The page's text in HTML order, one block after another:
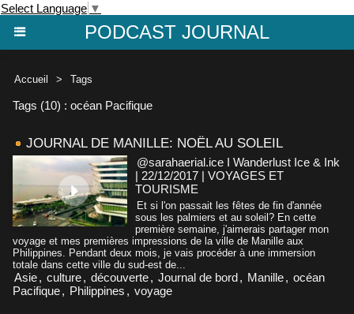
Select Language ▼
PODCAST JOURNAL
Accueil > Tags
Tags (10) : océan Pacifique
JOURNAL DE MANILLE: NOËL AU SOLEIL
@sarahaerial.ice I Wanderlust Ice & Ink
| 22/12/2017 | VOYAGES ET
TOURISME
Et si l'on passait les fêtes de fin d'année
sous les palmiers et au soleil? En cette
première semaine, j'aimerais partager mon
voyage et mes premières impressions de la ville de Manille aux
Philippines. Pendant deux mois, je vais procéder à une immersion
totale dans cette ville du sud-est de...
Asie, culture, découverte, Journal de bord, Manille, océan
Pacifique, Philippines , voyage